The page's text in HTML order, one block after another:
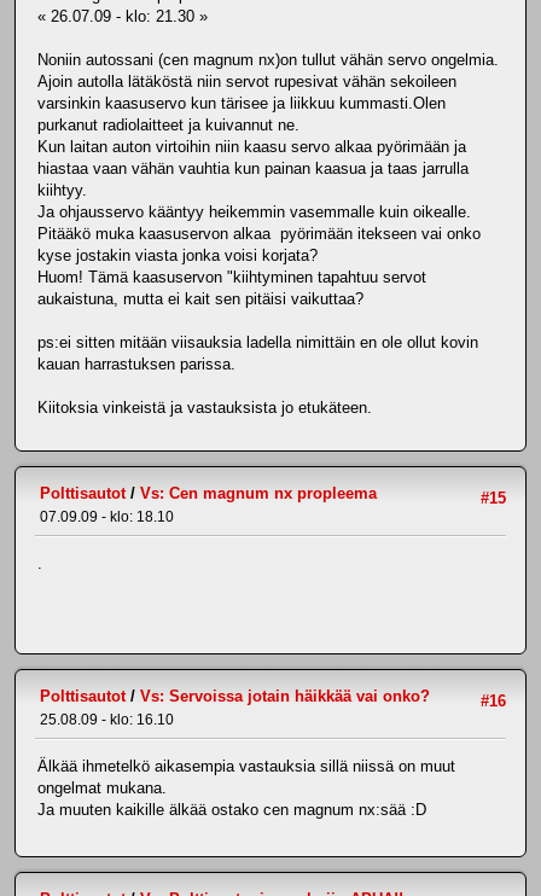
« 26.07.09 - klo: 21.30 »
Noniin autossani (cen magnum nx)on tullut vähän servo ongelmia.
Ajoin autolla lätäköstä niin servot rupesivat vähän sekoileen
varsinkin kaasuservo kun tärisee ja liikkuu kummasti.Olen
purkanut radiolaitteet ja kuivannut ne.
Kun laitan auton virtoihin niin kaasu servo alkaa pyörimään ja
hiastaa vaan vähän vauhtia kun painan kaasua ja taas jarrulla
kiihtyy.
Ja ohjausservo kääntyy heikemmin vasemmalle kuin oikealle.
Pitääkö muka kaasuservon alkaa pyörimään itekseen vai onko
kyse jostakin viasta jonka voisi korjata?
Huom! Tämä kaasuservon "kiihtyminen tapahtuu servot
aukaistuna, mutta ei kait sen pitäisi vaikuttaa?
ps:ei sitten mitään viisauksia ladella nimittäin en ole ollut kovin
kauan harrastuksen parissa.
Kiitoksia vinkeistä ja vastauksista jo etukäteen.
#15
Polttisautot/ Vs: Cen magnum nx propleema
07.09.09 - klo: 18.10
#16
Polttisautot/ Vs: Servoissa jotain häikkää vai onko?
25.08.09 - klo: 16.10
Älkää ihmetelkö aikasempia vastauksia sillä niissä on muut
ongelmat mukana.
Ja muuten kaikille älkää ostako cen magnum nx:sää :D